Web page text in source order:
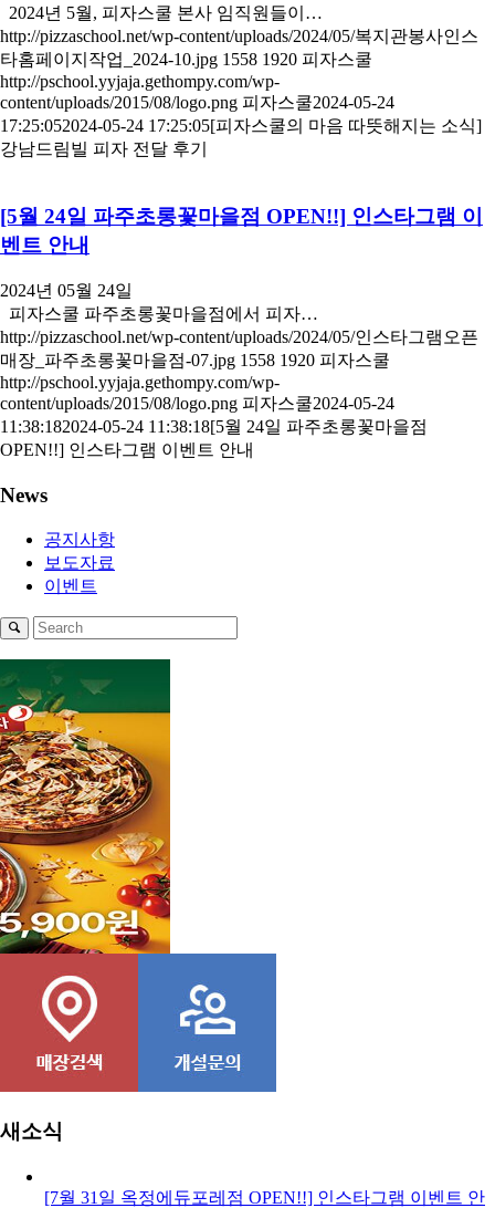
2024년 5월, 피자스쿨 본사 임직원들이…
http://pizzaschool.net/wp-content/uploads/2024/05/복지관봉사인스
타홈페이지작업_2024-10.jpg 1558 1920 피자스쿨
http://pschool.yyjaja.gethompy.com/wp-
content/uploads/2015/08/logo.png 피자스쿨2024-05-24
17:25:052024-05-24 17:25:05[피자스쿨의 마음 따뜻해지는 소식]
강남드림빌 피자 전달 후기
[5월 24일 파주초롱꽃마을점 OPEN!!] 인스타그램 이
벤트 안내
2024년 05월 24일
피자스쿨 파주초롱꽃마을점에서 피자…
http://pizzaschool.net/wp-content/uploads/2024/05/인스타그램오픈
매장_파주초롱꽃마을점-07.jpg 1558 1920 피자스쿨
http://pschool.yyjaja.gethompy.com/wp-
content/uploads/2015/08/logo.png 피자스쿨2024-05-24
11:38:182024-05-24 11:38:18[5월 24일 파주초롱꽃마을점
OPEN!!] 인스타그램 이벤트 안내
News
공지사항
보도자료
이벤트
콘치즈피자
새소식
[7월 31일 옥정에듀포레점 OPEN!!] 인스타그램 이벤트 안